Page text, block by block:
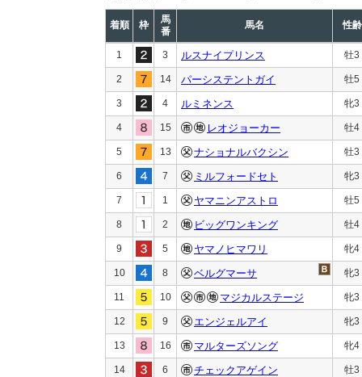
着順 枠
馬
番
馬名 性齢
1 3 ルスナイプリンス 牡3
2 14 パーシステントガイ 牡5
3 4 ルミネンス 牝3
4 15 レオジョーカー 牡4
5 13 ナショナルバクシン 牡3
6 7 ミルフォードセト 牝3
7 1 ヤマニンアストロ 牡5
8 2 ビッグワンキング 牡4
9 5 ヤマノヒマワリ 牝4
10 8 ベルグマーサ 牝3
11 10 マジカルステージ 牝3
12 9 エンジェルアイ 牝3
13 16 マルターズソング 牝4
14 6 チェックアゲイン 牡3